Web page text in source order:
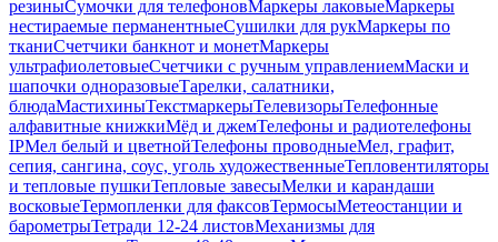
резиныСумочки для телефоновМаркеры лаковыеМаркеры
нестираемые перманентныеСушилки для рукМаркеры по
тканиСчетчики банкнот и монетМаркеры
ультрафиолетовыеСчетчики с ручным управлениемМаски и
шапочки одноразовыеТарелки, салатники,
блюдаМастихиныТекстмаркерыТелевизорыТелефонные
алфавитные книжкиМёд и джемТелефоны и радиотелефоны
IPМел белый и цветнойТелефоны проводныеМел, графит,
сепия, сангина, соус, уголь художественныеТепловентиляторы
и тепловые пушкиТепловые завесыМелки и карандаши
восковыеТермопленки для факсовТермосыМетеостанции и
барометрыТетради 12-24 листовМеханизмы для